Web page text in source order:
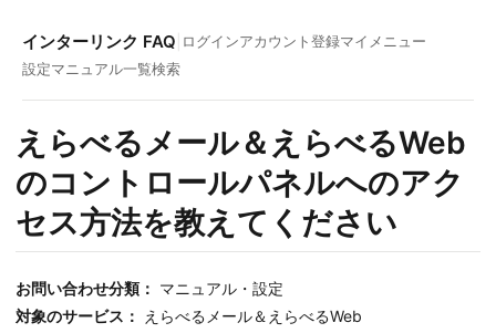
インターリンク FAQ ログインアカウント登録マイメニュー
設定マニュアル一覧検索
えらべるメール＆えらべるWeb
のコントロールパネルへのアク
セス方法を教えてください
お問い合わせ分類： マニュアル・設定
対象のサービス：
えらべるメール＆えらべるWeb